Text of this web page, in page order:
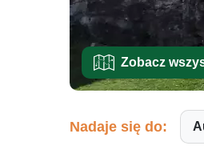
Zobacz
Nadaje się do: